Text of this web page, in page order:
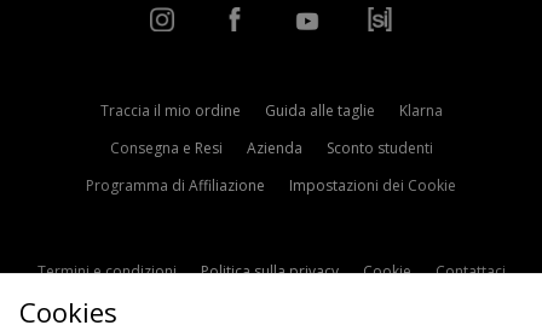
Traccia il mio ordine Guida alle taglie
Klarna
Consegna e Resi
Azienda
Sconto studenti
Programma di Affiliazione
Impostazioni dei Cookie
Termini e condizioni Politica sulla privacy Cookie
Contattaci
Cookies